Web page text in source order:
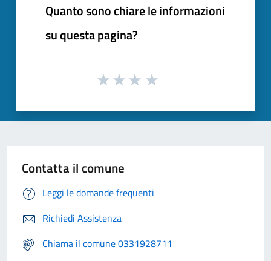
Quanto sono chiare le informazioni
su questa pagina?
Contatta il comune
Leggi le domande frequenti
Richiedi Assistenza
Chiama il comune 0331928711